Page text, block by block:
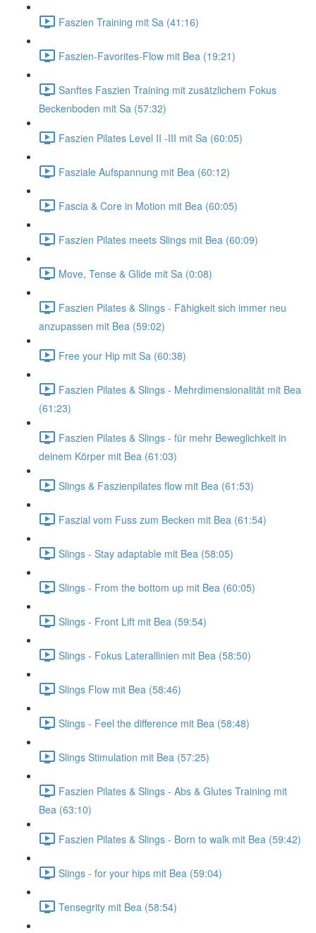
Faszien Training mit Sa (41:16)
Faszien-Favorites-Flow mit Bea (19:21)
Sanftes Faszien Training mit zusätzlichem Fokus
Beckenboden mit Sa (57:32)
Faszien Pilates Level II -III mit Sa (60:05)
Fasziale Aufspannung mit Bea (60:12)
Fascia & Core in Motion mit Bea (60:05)
Faszien Pilates meets Slings mit Bea (60:09)
Move, Tense & Glide mit Sa (0:08)
Faszien Pilates & Slings - Fähigkeit sich immer neu
anzupassen mit Bea (59:02)
Free your Hip mit Sa (60:38)
Faszien Pilates & Slings - Mehrdimensionalität mit Bea
(61:23)
Faszien Pilates & Slings - für mehr Beweglichkeit in
deinem Körper mit Bea (61:03)
Slings & Faszienpilates flow mit Bea (61:53)
Faszial vom Fuss zum Becken mit Bea (61:54)
Slings - Stay adaptable mit Bea (58:05)
Slings - From the bottom up mit Bea (60:05)
Slings - Front Lift mit Bea (59:54)
Slings - Fokus Laterallinien mit Bea (58:50)
Slings Flow mit Bea (58:46)
Slings - Feel the difference mit Bea (58:48)
Slings Stimulation mit Bea (57:25)
Faszien Pilates & Slings - Abs & Glutes Training mit
Bea (63:10)
Faszien Pilates & Slings - Born to walk mit Bea (59:42)
Slings - for your hips mit Bea (59:04)
Tensegrity mit Bea (58:54)